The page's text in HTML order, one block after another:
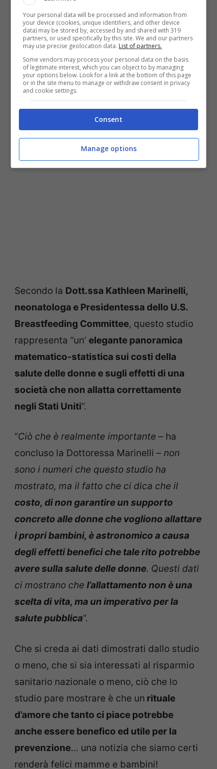
conducono una vita più sana ed hanno
abitudini più corrette.
Ulteriori accertamenti dellaW.K. Kellogg
Foundationsembrano mostrare che vi sia
effettivamente unlegame causaletra
e la minore possibilità di
contrarre queste patologie.
Secondo la Dott.ssa Kathleen Marinelli,
neonatologa e Presidentessa dello U.S.
Breastfeeding Committee, questo studio
rappresenta “un’ elegante panoramica
matematico-statistica sui costi della
salute delle donne e sugli effetti di una
società che non allatta correttamente
negli Stati Uniti“.
“Ciò che è realmente importante – ha
concluso la Dottoressa Marinelli – non
sono i numeri che questo studio ha
mostrato, ma il fatto che ci dica che il
costo, di non garantire un supporto
concreto alle donne che vogliono allattare
i propri bambini, è astronomico a causa
degli effetti benefici che tale rito potrebbe
avere sulla salute delle donne. Questi dati
ci mostrano che l’allattamento non è una
scelta di vita, ma un imperativo per la
salute pubblica“.
Che si creda ai dati dimostrati dallo studio
o meno, che si sia interessati al risparmio
sanitario nazionale o meno, ciò che lo
studio pare mostrare è che un rituale
d’amore che tanto ci piace potrebbe
anche essere benefico ed utile per la
prevenzione… una notizia che siamo certi
renderà felici mamme e bambini!
Your personal data will be processed and information from
your device (cookies, unique identifiers, and other device
data) may be stored by, accessed by and shared with 319
partners, or used specifically by this site. We and our partners
may use precise geolocation data. List of partners.
Some vendors may process your personal data on the basis
of legitimate interest, which you can object to by managing
your options below. Look for a link at the bottom of this page
or in the site menu to manage or withdraw consent in privacy
and cookie settings.
Consent
Manage options